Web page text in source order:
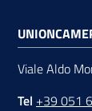
Viale Aldo
Tel +39 051